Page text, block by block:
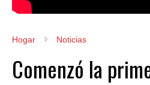
Hogar Noticias
Comenzó la